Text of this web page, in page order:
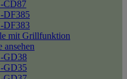
CD87
DF385
DF383
mit Grillfunktion
ansehen
GD38
GD35